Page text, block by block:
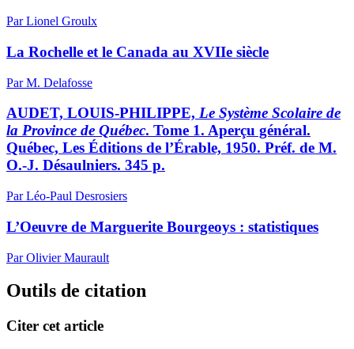
Par Lionel Groulx
La Rochelle et le Canada au XVIIe siècle
Par M. Delafosse
AUDET, LOUIS-PHILIPPE, Le Système Scolaire de
la Province de Québec. Tome 1. Aperçu général.
Québec, Les Éditions de l’Érable, 1950. Préf. de M.
O.-J. Désaulniers. 345 p.
Par Léo-Paul Desrosiers
L’Oeuvre de Marguerite Bourgeoys : statistiques
Par Olivier Maurault
Outils de citation
Citer cet article